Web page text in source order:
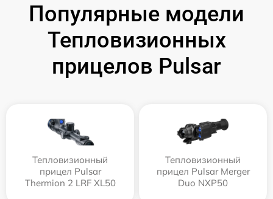
Популярные модели
Тепловизионных
прицелов Pulsar
Тепловизионный
прицел Pulsar
Thermion 2 LRF XL50
Тепловизионный
прицел Pulsar Merger
Duo NXP50